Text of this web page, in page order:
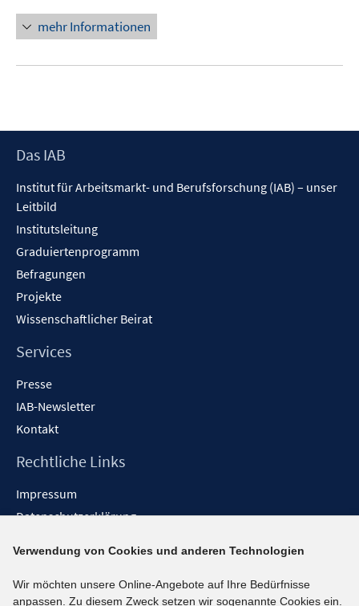
mehr Informationen
Footer
Das IAB
Institut für Arbeitsmarkt- und Berufsforschung (IAB) – unser
Leitbild
Institutsleitung
Graduiertenprogramm
Befragungen
Projekte
Wissenschaftlicher Beirat
Services
Presse
IAB-Newsletter
Kontakt
Rechtliche Links
Impressum
Datenschutzerklärung
Barrieren melden
Social-Media-Kanäle
Verwendung von Cookies und anderen Technologien
Wir möchten unsere Online-Angebote auf Ihre Bedürfnisse
anpassen. Zu diesem Zweck setzen wir sogenannte Cookies ein.